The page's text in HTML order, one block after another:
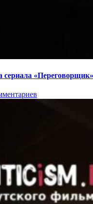
сериала «Переговорщик»